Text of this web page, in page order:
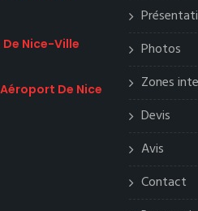
De Nice-Ville
Aéroport De Nice
Photos
Zones
Devis
Avis
Contact